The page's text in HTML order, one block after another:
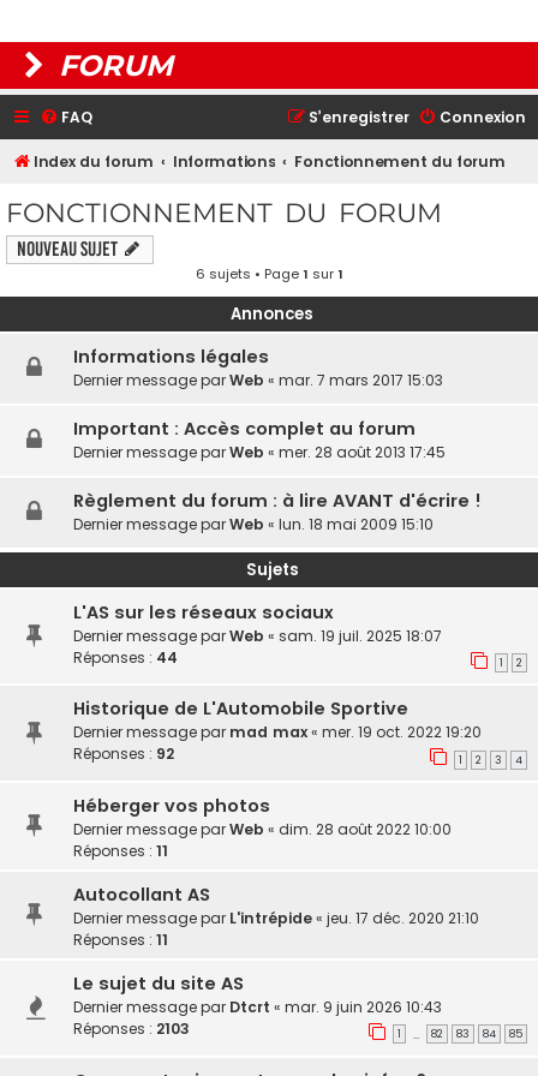
FORUM
FAQ Connexion
S’enregistrer
Index du forum Informations Fonctionnement du forum
FONCTIONNEMENT DU FORUM
Nouveau sujet
6 sujets • Page1 sur1
Annonces
Informations légales
Dernier message parWeb « mar. 7 mars 2017 15:03
Important : Accès complet au forum
Dernier message parWeb « mer. 28 août 2013 17:45
Règlement du forum : à lire AVANT d'écrire !
Dernier message parWeb « lun. 18 mai 2009 15:10
Sujets
L'AS sur les réseaux sociaux
Dernier message parWeb « sam. 19 juil. 2025 18:07
Réponses : 44 1 2
Historique de L'Automobile Sportive
Dernier message par mad max« mer. 19 oct. 2022 19:20
Réponses : 92 1 2 3 4
Héberger vos photos
Dernier message parWeb « dim. 28 août 2022 10:00
Réponses : 11
Autocollant AS
Dernier message par L'intrépide« jeu. 17 déc. 2020 21:10
Réponses : 11
Le sujet du site AS
Dernier message par Dtcrt « mar. 9 juin 2026 10:43
Réponses : 2103 1 … 82 83 84 85